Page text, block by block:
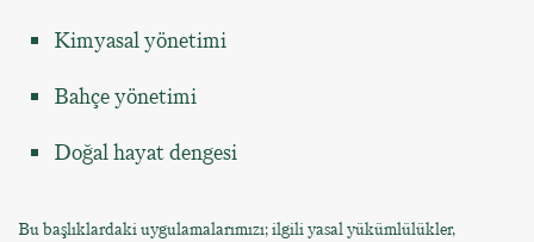
Kimyasal yönetimi
Bahçe yönetimi
Doğal hayat dengesi
Bu başlıklardaki uygulamalarımızı; ilgili yasal yükümlülükler,